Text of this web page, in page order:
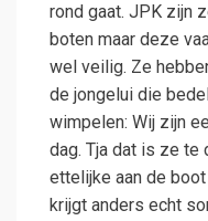
rond gaat. JPK zijn
boten maar deze
wel veilig. Ze
de jongelui die
wimpelen: Wij zijn
dag. Tja dat is ze te
ettelijke aan de
krijgt anders echt